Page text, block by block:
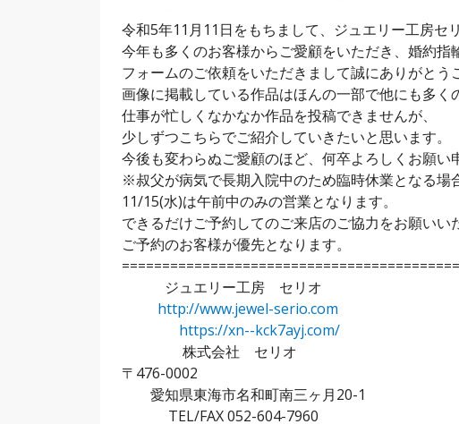
令和5年11月11日をもちまして、ジュエリー工房セ
今年も多くのお客様からご愛顧をいただき、婚約
フォームのご依頼をいただきまして誠にありがとう
画像に掲載している作品はほんの一部で他にも多く
仕事が忙しくなかなか作品を投稿できませんが、
少しずつこちらでご紹介していきたいと思います。
今後も変わらぬご愛顧のほど、何卒よろしくお願い
※叔父が病気で長期入院中のため臨時休業となる場
11/15(水)は午前中のみの営業となります。
できるだけご予約してのご来店のご協力をお願いい
ご予約のお客様が優先となります。
ジュエリー工房 セリオ
http://www.jewel-serio.com
https://xn--kck7ayj.com/
株式会社 セリオ
〒476-0002
愛知県東海市名和町南三ヶ月20-1
TEL/FAX 052-604-7960